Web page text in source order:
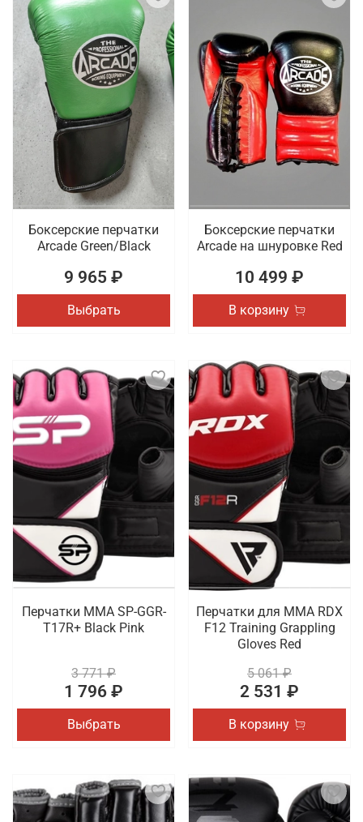
Боксерские перчатки
Arcade Green/Black
9 965 ₽
Выбрать
Боксерские перчатки
Arcade на шнуровке Red
10 499 ₽
В корзину
Перчатки MMA SP-GGR-
T17R+ Black Pink
3 771 ₽
1 796 ₽
Выбрать
Перчатки для MMA RDX
F12 Training Grappling
Gloves Red
5 061 ₽
2 531 ₽
В корзину